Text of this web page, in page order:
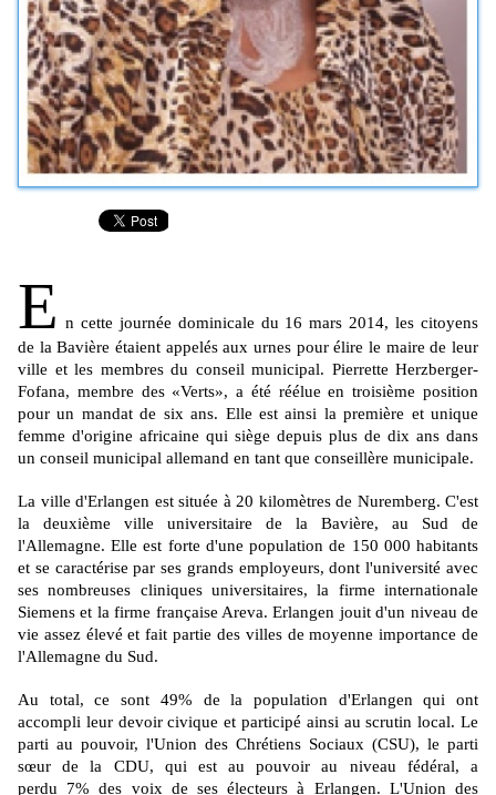
E n cette journée dominicale du 16 mars 2014, les citoyens
de la Bavière étaient appelés aux urnes pour élire le maire de leur
ville et les membres du conseil municipal. Pierrette Herzberger-
Fofana, membre des «Verts», a été réélue en troisième position
pour un mandat de six ans. Elle est ainsi la première et unique
femme d'origine africaine qui siège depuis plus de dix ans dans
un conseil municipal allemand en tant que conseillère municipale.
La ville d'Erlangen est située à 20 kilomètres de Nuremberg. C'est
la deuxième ville universitaire de la Bavière, au Sud de
l'Allemagne. Elle est forte d'une population de 150 000 habitants
et se caractérise par ses grands employeurs, dont l'université avec
ses nombreuses cliniques universitaires, la firme internationale
Siemens et la firme française Areva. Erlangen jouit d'un niveau de
vie assez élevé et fait partie des villes de moyenne importance de
l'Allemagne du Sud.
Au total, ce sont 49% de la population d'Erlangen qui ont
accompli leur devoir civique et participé ainsi au scrutin local. Le
parti au pouvoir, l'Union des Chrétiens Sociaux (CSU), le parti
sœur de la CDU, qui est au pouvoir au niveau fédéral, a
perdu 7% des voix de ses électeurs à Erlangen. L'Union des